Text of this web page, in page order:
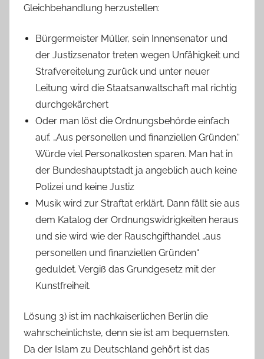
Gleichbehandlung herzustellen:
Bürgermeister Müller, sein Innensenator und
der Justizsenator treten wegen Unfähigkeit und
Strafvereitelung zurück und unter neuer
Leitung wird die Staatsanwaltschaft mal richtig
durchgekärchert
Oder man löst die Ordnungsbehörde einfach
auf. „Aus personellen und finanziellen Gründen.“
Würde viel Personalkosten sparen. Man hat in
der Bundeshauptstadt ja angeblich auch keine
Polizei und keine Justiz
Musik wird zur Straftat erklärt. Dann fällt sie aus
dem Katalog der Ordnungswidrigkeiten heraus
und sie wird wie der Rauschgifthandel „aus
personellen und finanziellen Gründen“
geduldet. Vergiß das Grundgesetz mit der
Kunstfreiheit.
Lösung 3) ist im nachkaiserlichen Berlin die
wahrscheinlichste, denn sie ist am bequemsten.
Da der Islam zu Deutschland gehört ist das